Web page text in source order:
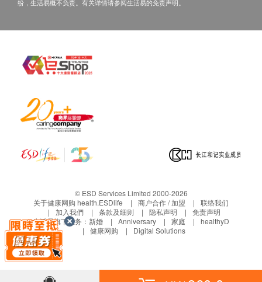
# 温馨提示：检查前请保持正常作息，如有特殊病史
如有争议，健康网购health.ESDlife及深圳爱尔眼科医
所有健康检查/服务并非作为医疗诊断或治疗用
途。当阁下身体健康出现任何疾病征兆时，应立即
谵询有认可资格的医生，作出诊断及治疗。
health.ESDlife】并没有经营或提供本服务/产品。
产品而引致的损失、损害、受伤或法律诉讼，健康
网购health.ESDlife概不负责。一切有关的索偿或
查询，须向提供服务之体检中心或商家提出。
纷，生活易概不负责。有关详情请参阅生活易的免责声明。
© ESD Services Limited 2000-2026
关于健康网购 health.ESDlife
商户合作 / 加盟
联络我们
加入我們
条款及细则 隐私声明
免责声明
生活易旗下业务： 新婚 Anniversary 家庭
healthyD
健康网购
Digital Solutions